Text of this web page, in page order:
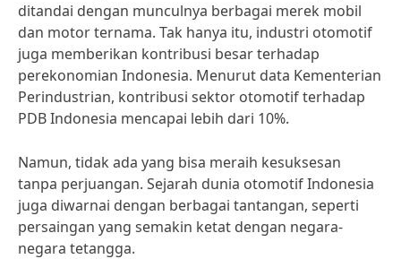
ditandai dengan munculnya berbagai merek mobil
dan motor ternama. Tak hanya itu, industri otomotif
juga memberikan kontribusi besar terhadap
perekonomian Indonesia. Menurut data Kementerian
Perindustrian, kontribusi sektor otomotif terhadap
PDB Indonesia mencapai lebih dari 10%.
Namun, tidak ada yang bisa meraih kesuksesan
tanpa perjuangan. Sejarah dunia otomotif Indonesia
juga diwarnai dengan berbagai tantangan, seperti
persaingan yang semakin ketat dengan negara-
negara tetangga.